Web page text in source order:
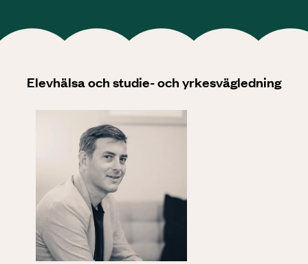
Elevhälsa och studie- och yrkesvägledning